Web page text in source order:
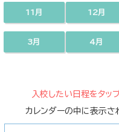
11月 12月
3月 4月
入校したい日程をタッ
カレンダーの中に表示さ